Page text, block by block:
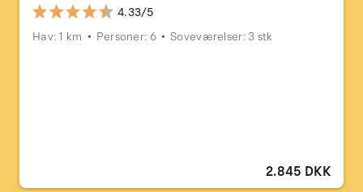
4.33/5
Hav: 1 km
Personer: 6 Soveværelser: 3 stk
2.845 DKK